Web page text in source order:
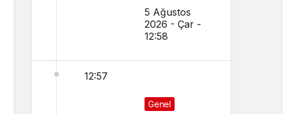
Büyüledi
5 Ağustos
2026 - Çar -
12:58
12:57
Genel